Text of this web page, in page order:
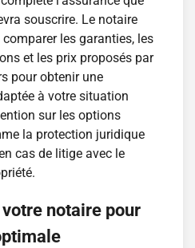
souscrire. Le notaire
les garanties, les
et les prix proposés par
pour obtenir une
à votre situation
sur les options
la protection juridique
cas de litige avec le
notaire pour